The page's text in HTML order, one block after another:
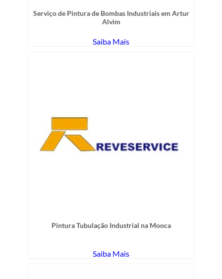
Serviço de Pintura de Bombas Industriais em Artur
Alvim
Saiba Mais
Pintura Tubulação Industrial na Mooca
Saiba Mais